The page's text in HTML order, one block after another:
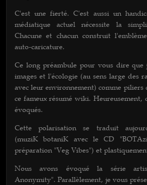
C'est une fierté. C'est aussi un
médiatique actuel nécessite la
Chacune et chacun construit
auto-caricature.
Ce long préambule pour vous dire que
images et l'écologie (au sens large des
avec leur environnement) comme piliers
ce fameux résumé wiki. Heureusement,
évoqués.
Cette polarisation se traduit
(muziK botaniK avec le CD
préparation "Veg Vibes") et
Nous avons évoqué la série
Anonymity". Parallèlement, je vous